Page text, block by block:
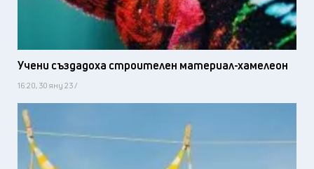
Учени създадоха строителен материал-хамелеон
16:20, 30 яну 23 /